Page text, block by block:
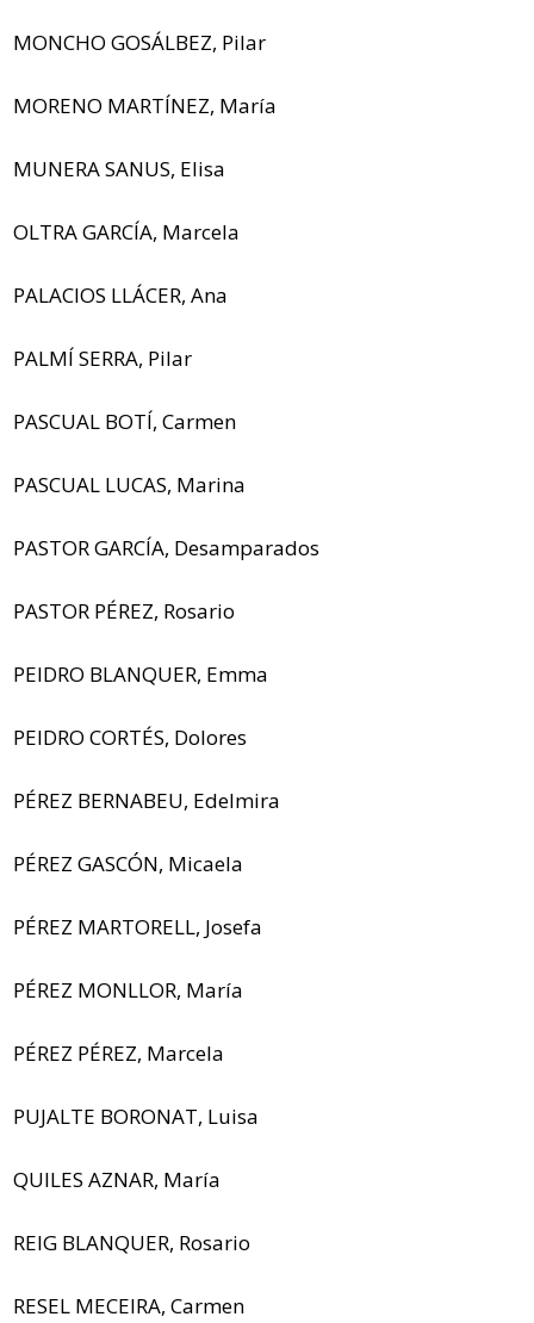
MONCHO GOSÁLBEZ, Pilar
MORENO MARTÍNEZ, María
MUNERA SANUS, Elisa
OLTRA GARCÍA, Marcela
PALACIOS LLÁCER, Ana
PALMÍ SERRA, Pilar
PASCUAL BOTÍ, Carmen
PASCUAL LUCAS, Marina
PASTOR GARCÍA, Desamparados
PASTOR PÉREZ, Rosario
PEIDRO BLANQUER, Emma
PEIDRO CORTÉS, Dolores
PÉREZ BERNABEU, Edelmira
PÉREZ GASCÓN, Micaela
PÉREZ MARTORELL, Josefa
PÉREZ MONLLOR, María
PÉREZ PÉREZ, Marcela
PUJALTE BORONAT, Luisa
QUILES AZNAR, María
REIG BLANQUER, Rosario
RESEL MECEIRA, Carmen